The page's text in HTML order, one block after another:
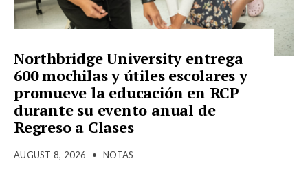
Northbridge University entrega
600 mochilas y útiles escolares y
promueve la educación en RCP
durante su evento anual de
Regreso a Clases
AUGUST 8, 2026 • NOTAS